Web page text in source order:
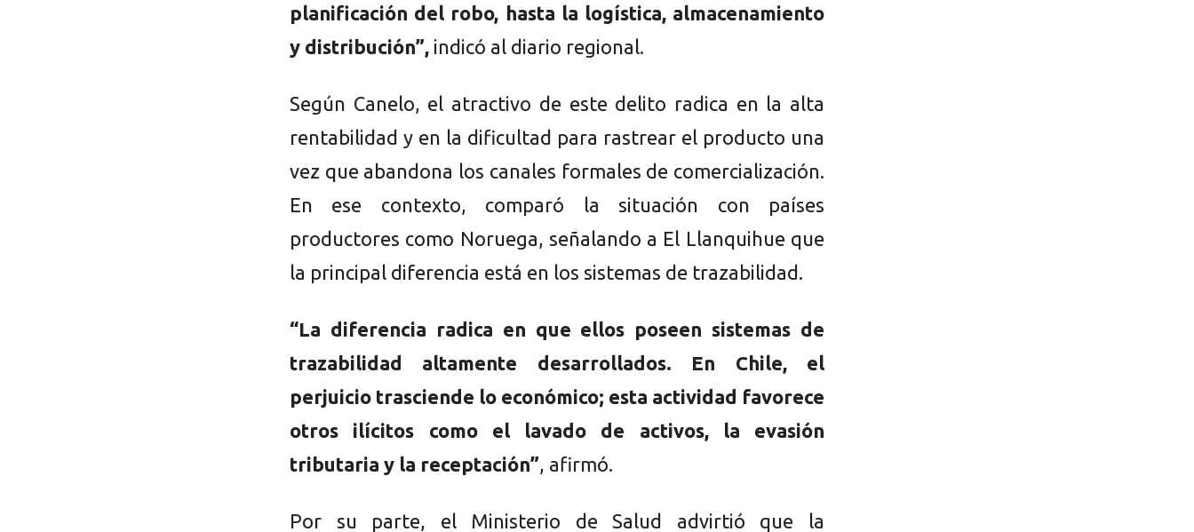
planificación del robo, hasta la logística, almacenamiento
y distribución”, indicó al diario regional.
Según Canelo, el atractivo de este delito radica en la alta
rentabilidad y en la dificultad para rastrear el producto una
vez que abandona los canales formales de comercialización.
En ese contexto, comparó la situación con países
productores como Noruega, señalando a El Llanquihue que
la principal diferencia está en los sistemas de trazabilidad.
“La diferencia radica en que ellos poseen sistemas de
trazabilidad altamente desarrollados. En Chile, el
perjuicio trasciende lo económico; esta actividad favorece
otros ilícitos como el lavado de activos, la evasión
tributaria y la receptación”, afirmó.
Por su parte, el Ministerio de Salud advirtió que la